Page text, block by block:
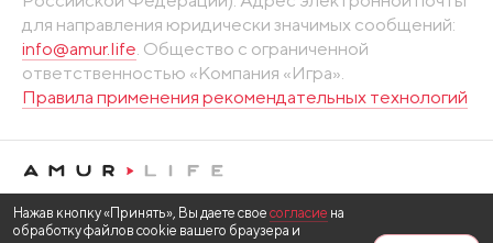
для направления юридически значимых сообщений:
info@amur.life. Общество с ограниченной
ответственностью «Компания «Игра».
Правила применения рекомендательных технологий
Нажав кнопку «Принять», Вы даете свое согласие на
обработку файлов cookie вашего браузера и